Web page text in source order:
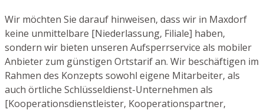
Wir möchten Sie darauf hinweisen, dass wir in Maxdorf
keine unmittelbare [Niederlassung, Filiale] haben,
sondern wir bieten unseren Aufsperrservice als mobiler
Anbieter zum günstigen Ortstarif an. Wir beschäftigen im
Rahmen des Konzepts sowohl eigene Mitarbeiter, als
auch örtliche Schlüsseldienst-Unternehmen als
[Kooperationsdienstleister, Kooperationspartner,